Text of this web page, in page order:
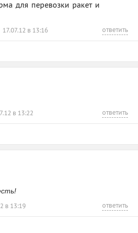
для перевозки ракет и
17.07.12 в 13:16 ответить
в 13:22 ответить
в 13:19 ответить